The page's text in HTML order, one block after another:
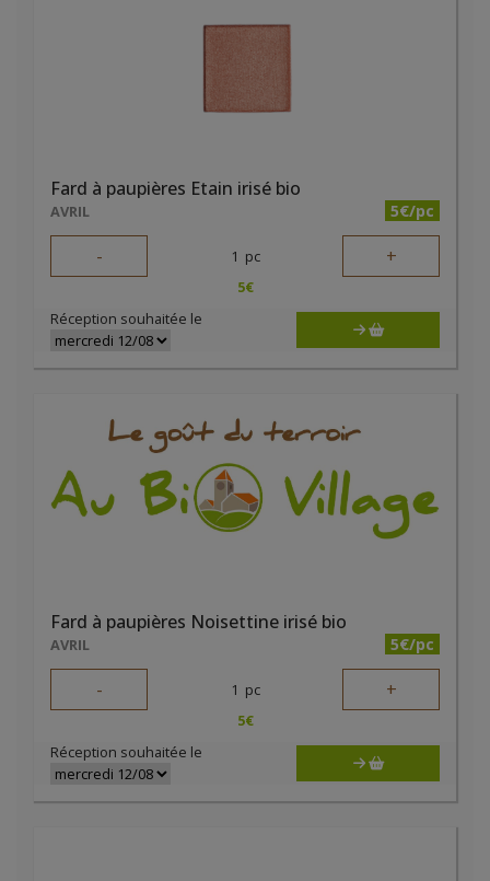
Fard à paupières Etain irisé bio
AVRIL 5€/pc
- 1 pc +
5€
Réception souhaitée le
Fard à paupières Noisettine irisé bio
AVRIL 5€/pc
- 1 pc +
5€
Réception souhaitée le